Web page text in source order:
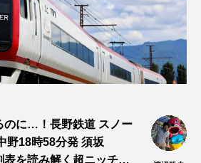
のに…！長野鉄道 スノー
野18時58分発 須坂
表を読み解く超ニッチ企